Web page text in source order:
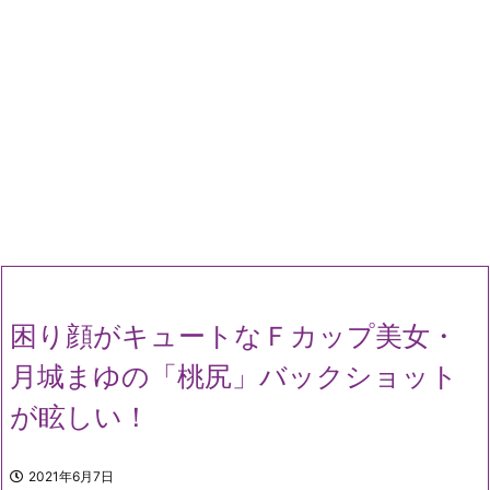
困り顔がキュートなＦカップ美女・
月城まゆの「桃尻」バックショット
が眩しい！
2021年6月7日